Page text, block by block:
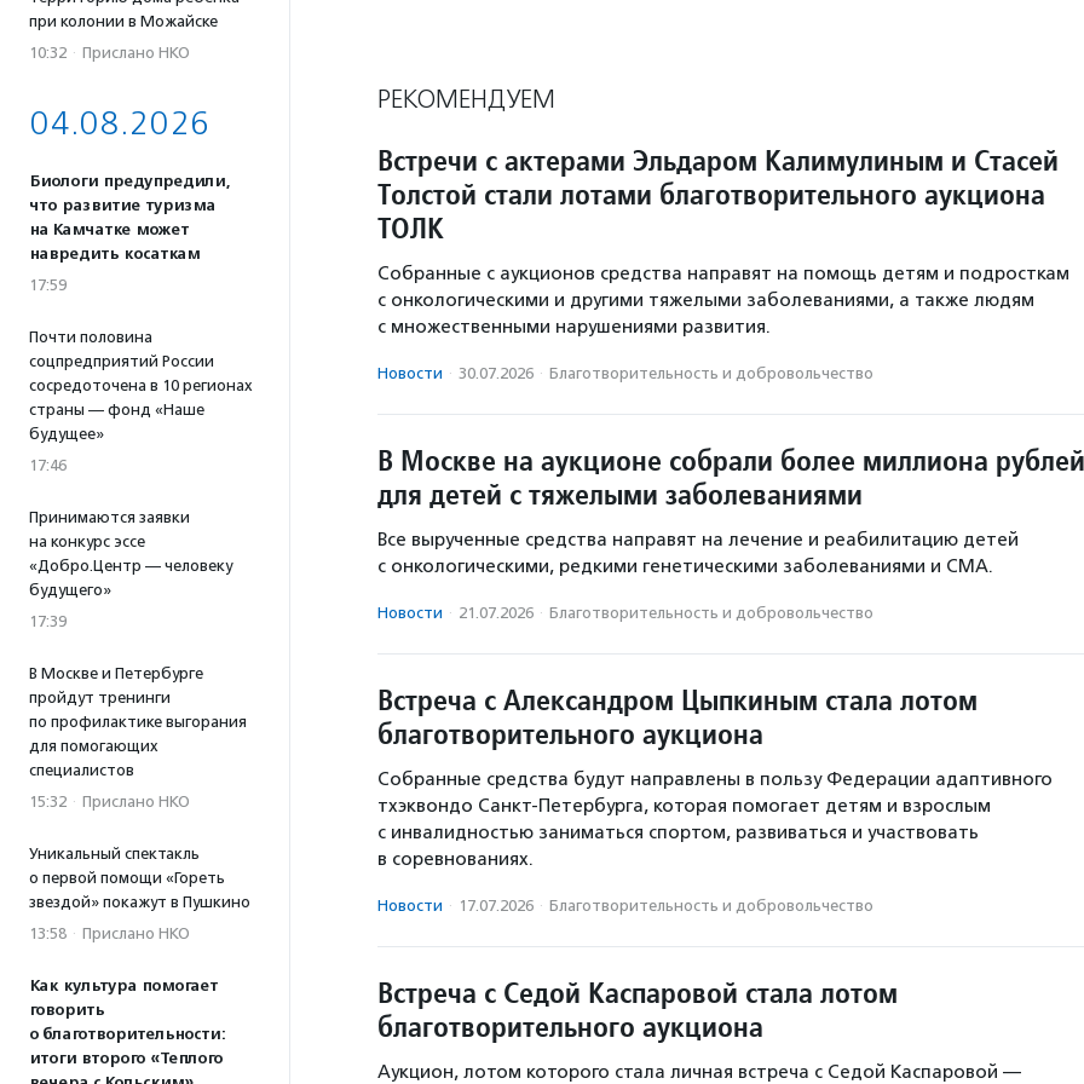
при колонии в Можайске
10:32 · Прислано НКО
04.08.2026
Биологи предупредили,
что развитие туризма
на Камчатке может
навредить косаткам
17:59
Почти половина
соцпредприятий России
сосредоточена в 10 регионах
страны — фонд «Наше
будущее»
17:46
Принимаются заявки
на конкурс эссе
«Добро.Центр — человеку
будущего»
17:39
В Москве и Петербурге
пройдут тренинги
по профилактике выгорания
для помогающих
специалистов
15:32 · Прислано НКО
Уникальный спектакль
о первой помощи «Гореть
звездой» покажут в Пушкино
13:58 · Прислано НКО
Как культура помогает
говорить
о благотворительности:
итоги второго «Теплого
РЕКОМЕНДУЕМ
Встречи с актерами Эльдаром Калимулиным и Стасей
Толстой стали лотами благотворительного аукциона
ТОЛК
Собранные с аукционов средства направят на помощь детям и подросткам
с онкологическими и другими тяжелыми заболеваниями, а также людям
с множественными нарушениями развития.
Новости · 30.07.2026 · Благотвори­тель­ность и доброволь­чест­во
В Москве на аукционе собрали более миллиона рублей
для детей с тяжелыми заболеваниями
Все вырученные средства направят на лечение и реабилитацию детей
с онкологическими, редкими генетическими заболеваниями и СМА.
Новости · 21.07.2026 · Благотвори­тель­ность и доброволь­чест­во
Встреча с Александром Цыпкиным стала лотом
благотворительного аукциона
Собранные средства будут направлены в пользу Федерации адаптивного
тхэквондо Санкт-Петербурга, которая помогает детям и взрослым
с инвалидностью заниматься спортом, развиваться и участвовать
в соревнованиях.
Новости · 17.07.2026 · Благотвори­тель­ность и доброволь­чест­во
Встреча с Седой Каспаровой стала лотом
благотворительного аукциона
Аукцион, лотом которого стала личная встреча с Седой Каспаровой —